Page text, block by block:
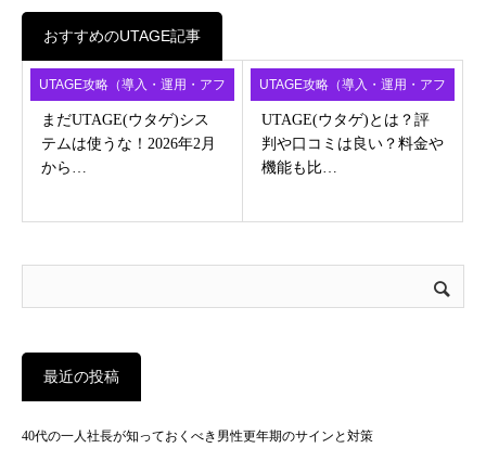
おすすめのUTAGE記事
UTAGE攻略（導入・運用・アフ
ィ）
まだUTAGE(ウタゲ)シス
テムは使うな！2026年2月
から…
UTAGE攻略（導入・運用・アフ
ィ）
UTAGE(ウタゲ)とは？評
判や口コミは良い？料金や
機能も比…
最近の投稿
40代の一人社長が知っておくべき男性更年期のサインと対策